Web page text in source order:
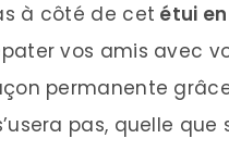
à côté de cet étui en
vos amis avec
permanente
pas, quelle